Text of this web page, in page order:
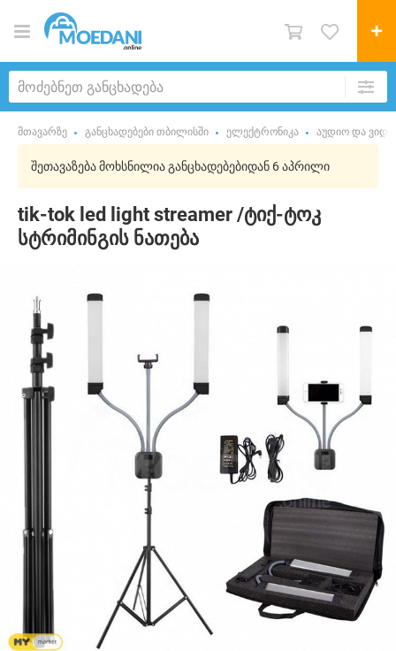
მთავარზე განცხადებები თბილისში ელექტრონიკა აუდიო და
შეთავაზება მოხსნილია განცხადებებიდან 6 აპრილი
tik-tok led light streamer /ტიქ-ტოკ
სტრიმინგის ნათება